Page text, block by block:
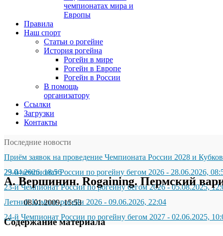
чемпионатах мира и
Европы
Правила
Наш спорт
Статьи о рогейне
История рогейна
Рогейн в мире
Рогейн в Европе
Рогейн в России
В помощь
организатору
Ссылки
Загрузки
Контакты
Последние новости
Приём заявок на проведение Чемпионата России 2028 и
29.04.2026, 18:56
23-й чемпионат России по рогейну бегом 2026 - 28.06.2026,
23-й Чемпионат России по рогейну бегом 2026-05.08.2025,
Летний Компот-рогейн 2026 - 09.06.2026, 22:04
24-й Чемпионат России по рогейну бегом 2027 - 02.06.2025,
А. Вершинин. Rogaining. Пермский
08.01.2009, 15:53
Содержание материала